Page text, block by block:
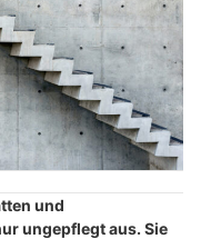
und
ungepflegt aus. Sie